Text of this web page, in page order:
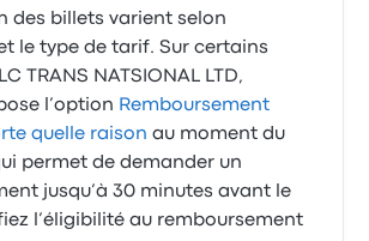
des billets varient selon
le type de tarif. Sur certains
TRANS NATSIONAL LTD,
l’option Remboursement
quelle raison au moment du
permet de demander un
jusqu’à 30 minutes avant le
l’éligibilité au remboursement